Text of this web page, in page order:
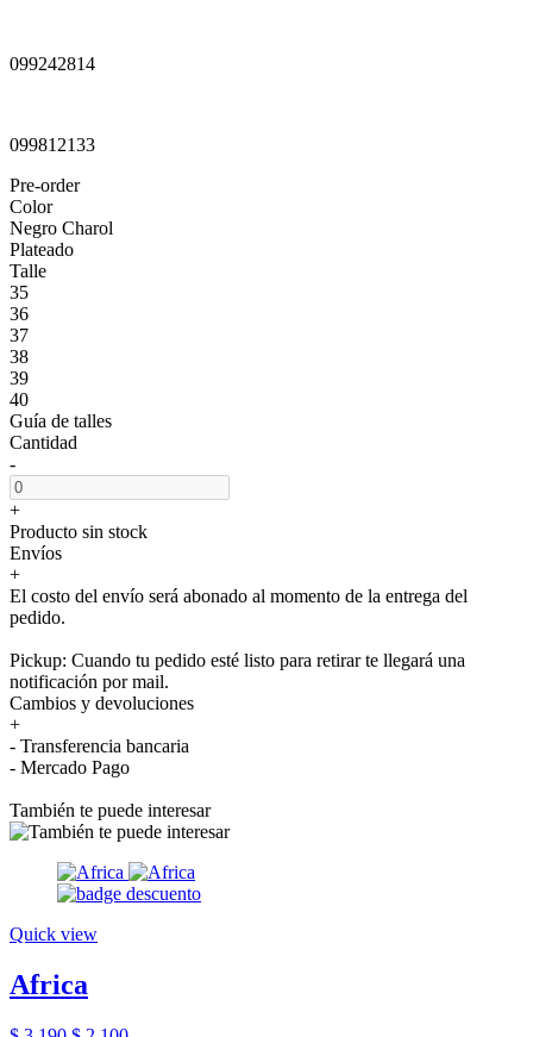
099242814
099812133
Pre-order
Color
Negro Charol
Plateado
Talle
35
36
37
38
39
40
Guía de talles
Cantidad
-
+
Producto sin stock
Envíos
+
El costo del envío será abonado al momento de la entrega del
pedido.
Pickup: Cuando tu pedido esté listo para retirar te llegará una
notificación por mail.
Cambios y devoluciones
+
- Transferencia bancaria
- Mercado Pago
También te puede interesar
Quick view
Africa